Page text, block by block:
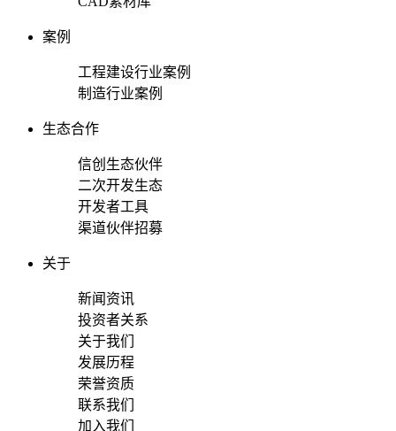
案例
工程建设行业案例
制造行业案例
生态合作
信创生态伙伴
二次开发生态
开发者工具
渠道伙伴招募
关于
新闻资讯
投资者关系
关于我们
发展历程
荣誉资质
联系我们
加入我们